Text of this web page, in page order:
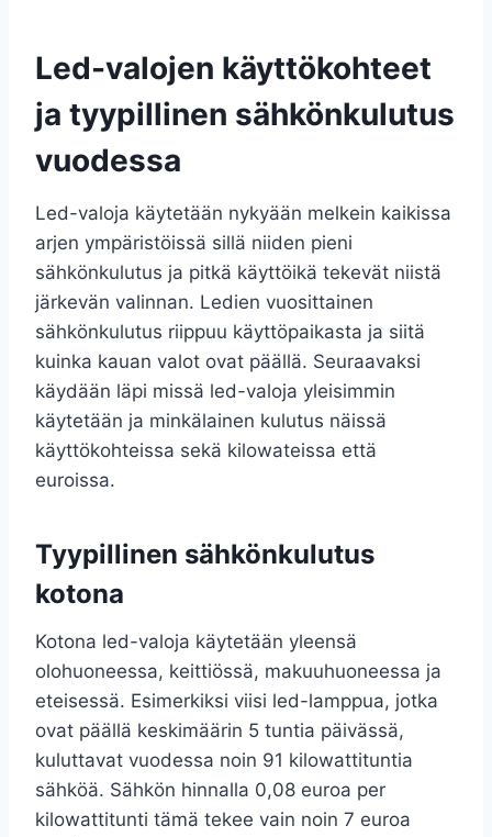
Led-valojen käyttökohteet
ja tyypillinen sähkönkulutus
vuodessa
Led-valoja käytetään nykyään melkein kaikissa
arjen ympäristöissä sillä niiden pieni
sähkönkulutus ja pitkä käyttöikä tekevät niistä
järkevän valinnan. Ledien vuosittainen
sähkönkulutus riippuu käyttöpaikasta ja siitä
kuinka kauan valot ovat päällä. Seuraavaksi
käydään läpi missä led-valoja yleisimmin
käytetään ja minkälainen kulutus näissä
käyttökohteissa sekä kilowateissa että
euroissa.
Tyypillinen sähkönkulutus
kotona
Kotona led-valoja käytetään yleensä
olohuoneessa, keittiössä, makuuhuoneessa ja
eteisessä. Esimerkiksi viisi led-lamppua, jotka
ovat päällä keskimäärin 5 tuntia päivässä,
kuluttavat vuodessa noin 91 kilowattituntia
sähköä. Sähkön hinnalla 0,08 euroa per
kilowattitunti tämä tekee vain noin 7 euroa